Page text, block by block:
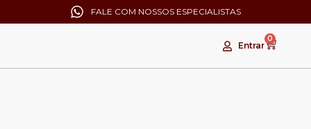
FALE COM NOSSOS ESPECIALISTAS
Entrar
0